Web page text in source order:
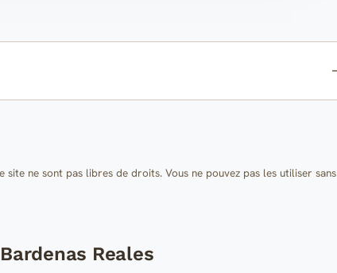
ne sont pas libres de droits. Vous ne pouvez pas les utiliser sans
Reales